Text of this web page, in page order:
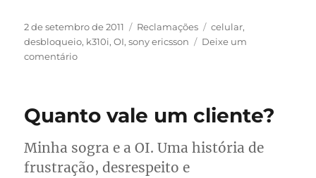
Publicado
em
2 de setembro de 2011 Categorias
Reclamações Tags
celular,
desbloqueio, k310i,OI,sony ericsson
Deixe um
comentárioem
OI
Quanto vale um cliente?
Minha sogra e a OI. Uma história de
frustração, desrespeito e